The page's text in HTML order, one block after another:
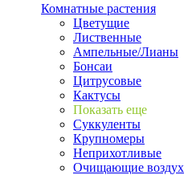
Комнатные растения
Цветущие
Лиственные
Ампельные/Лианы
Бонсаи
Цитрусовые
Кактусы
Показать еще
Суккуленты
Крупномеры
Неприхотливые
Очищающие воздух